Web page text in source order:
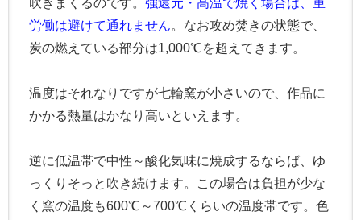
吹きまくるのです。 強還元・高温で焼く場合は、重
労働は避けて通れません。なお攻め焚きの状態で、
炭の燃えている部分は1,000℃を超えてきます。
温度はそれなりですが七輪窯が小さいので、作品に
かかる熱量はかなり高いといえます。
逆に低温帯で中性～酸化気味に焼成するならば、ゆ
っくりそっと吹き続けます。この場合は負担が少な
く窯の温度も600℃～700℃くらいの温度帯です。色